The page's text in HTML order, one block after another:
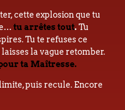
cette explosion que tu
tu arrêtes tout. Tu
Tu te refuses ce
la vague retomber.
ta Maîtresse.
puis recule. Encore